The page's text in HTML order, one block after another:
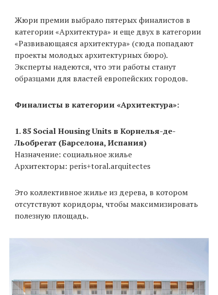
Жюри премии выбрало пятерых финалистов в
категории «Архитектура» и еще двух в категории
«Развивающаяся архитектура» (сюда попадают
проекты молодых архитектурных бюро).
Эксперты надеются, что эти работы станут
образцами для властей европейских городов.
Финалисты в категории «Архитектура»:
1. 85 Social Housing Units в Корнелья-де-
Льобрегат (Барселона, Испания)
Назначение: социальное жилье
Архитекторы: peris+toral.arquitectes
Это коллективное жилье из дерева, в котором
отсутствуют коридоры, чтобы максимизировать
полезную площадь.